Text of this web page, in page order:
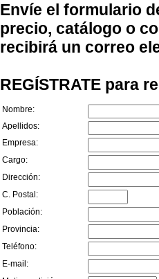
Envíe el formulario
precio, catálogo o
recibirá un correo
REGÍSTRATE para
Nombre:
Apellidos:
Empresa:
Cargo:
Dirección:
C. Postal:
Población:
Provincia:
Teléfono:
E-mail: